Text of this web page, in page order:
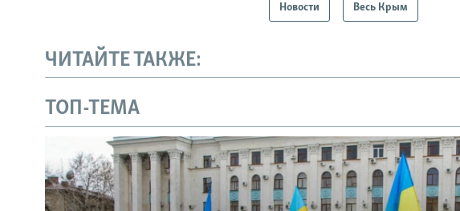
Новости Весь Крым
ЧИТАЙТЕ ТАКЖЕ:
ТОП-ТЕМА